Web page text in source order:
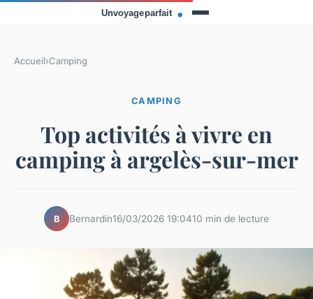
Accueil›Camping
CAMPING
Top activités à vivre en
camping à argelès-sur-mer
B Bernardin16/03/2026 19:0410 min de lecture